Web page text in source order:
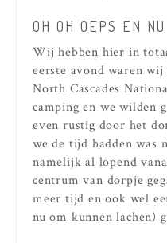
OH OH OEPS EN
Wij hebben hier in
eerste avond waren
North Cascades
camping en we wilden
even rustig door het
we de tijd hadden was
namelijk al lopend
centrum van dorpje
meer tijd en ook wel
nu om kunnen lachen)